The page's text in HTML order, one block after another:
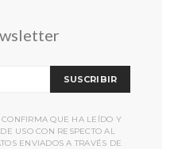
SUSCRIBIR
QUE HA LEÍDO Y
USO CON RESPECTO AL
ENVIADOS A TRAVÉS DE